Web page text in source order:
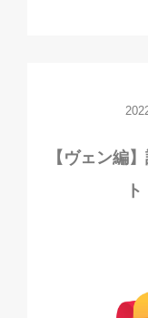
【ヴェン編